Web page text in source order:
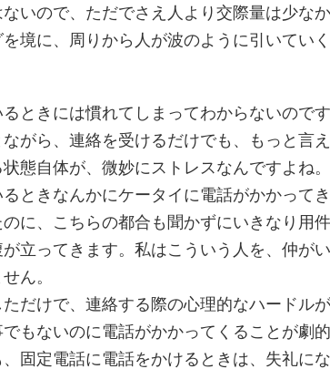
いので、ただでさえ人より交際量は少な
境に、周りから人が波のように引いてい
ときには慣れてしまってわからないので
がら、連絡を受けるだけでも、もっと言
態自体が、微妙にストレスなんですよね
ときなんかにケータイに電話がかかって
に、こちらの都合も聞かずにいきなり用
立ってきます。私はこういう人を、仲が
ん。
だけで、連絡する際の心理的なハードル
もないのに電話がかかってくることが劇
固定電話に電話をかけるときは、失礼に